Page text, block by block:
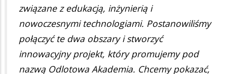
związane z edukacją, inżynierią i
nowoczesnymi technologiami. Postanowiliśmy
połączyć te dwa obszary i stworzyć
innowacyjny projekt, który promujemy pod
nazwą Odlotowa Akademia. Chcemy pokazać,